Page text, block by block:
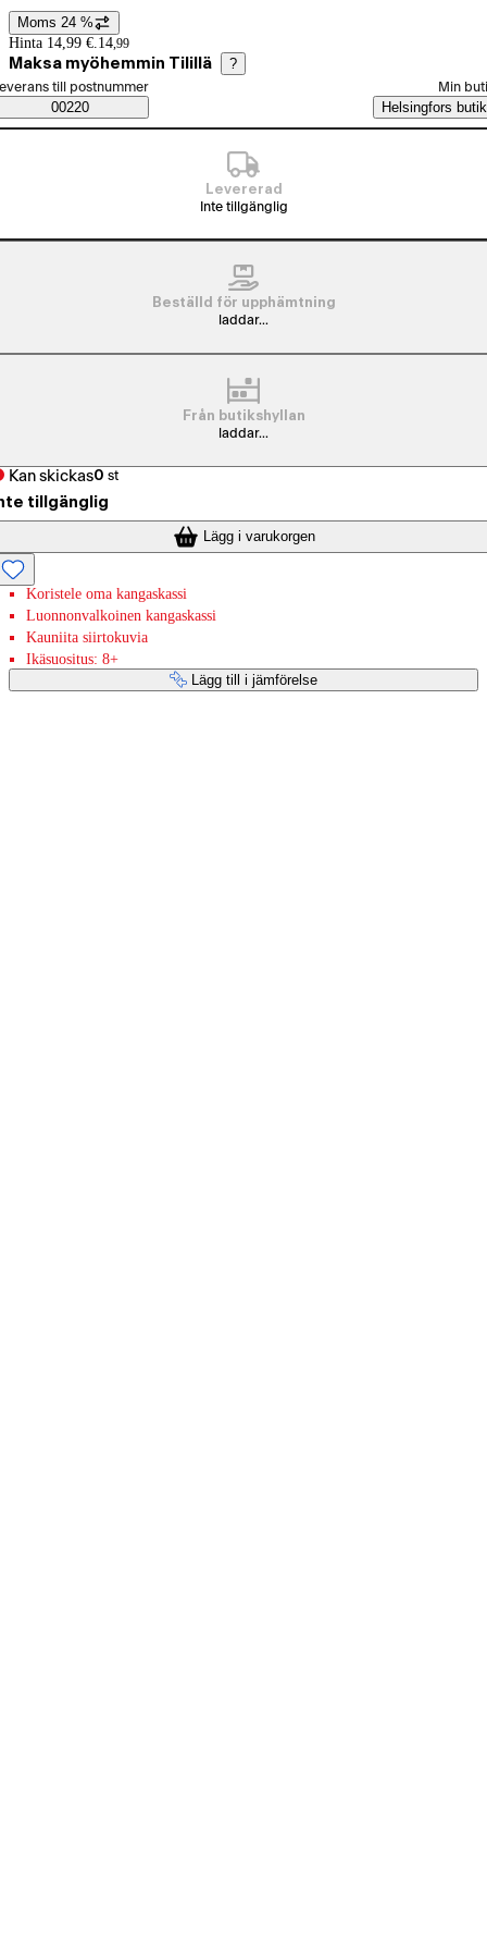
Prisinformation
Moms 24 %
Hinta 14,99 €. 14,99
Maksa myöhemmin Tilillä ?
Saatavuustiedot
beställningssätt
till postnummer
00220
Min
Helsingfors butik
Levererad
Inte tillgänglig
Beställd för upphämtning
laddar...
Från butikshyllan
laddar...
Kan skickas0 st
tillgänglig
Lägg i varukorgen
Koristele oma kangaskassi
Luonnonvalkoinen kangaskassi
Kauniita siirtokuvia
Ikäsuositus: 8+
Lägg till i jämförelse